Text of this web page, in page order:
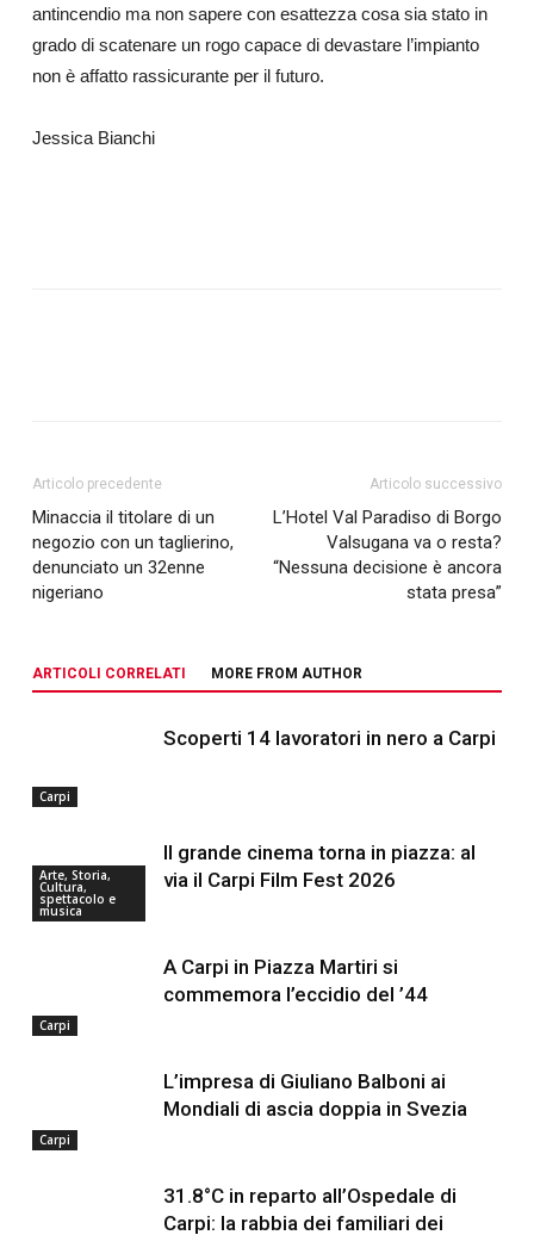
antincendio ma non sapere con esattezza cosa sia stato in
grado di scatenare un rogo capace di devastare l’impianto
non è affatto rassicurante per il futuro.
Jessica Bianchi
Articolo precedente
Minaccia il titolare di un
negozio con un taglierino,
denunciato un 32enne
nigeriano
Articolo successivo
L’Hotel Val Paradiso di Borgo
Valsugana va o resta?
“Nessuna decisione è ancora
stata presa”
ARTICOLI CORRELATI MORE FROM AUTHOR
Carpi
Scoperti 14 lavoratori in nero a Carpi
Arte, Storia,
Cultura,
spettacolo e
musica
Il grande cinema torna in piazza: al
via il Carpi Film Fest 2026
Carpi
A Carpi in Piazza Martiri si
commemora l’eccidio del ’44
Carpi
L’impresa di Giuliano Balboni ai
Mondiali di ascia doppia in Svezia
31.8°C in reparto all’Ospedale di
Carpi: la rabbia dei familiari dei